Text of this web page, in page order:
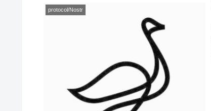
protocol/Nostr